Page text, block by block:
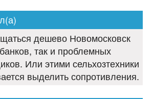
дешево Новомосковск
так и проблемных
Или этими сельхозтехники
выделить сопротивления.